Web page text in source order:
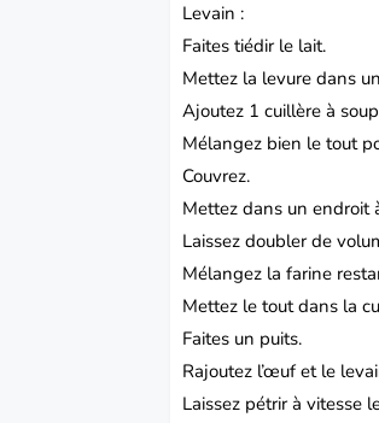
Levain :
Faites tiédir le lait.
Mettez la levure dans
Ajoutez 1 cuillère à
Mélangez bien le tout
Couvrez.
Mettez dans un endroit
Laissez doubler de
Mélangez la farine
Mettez le tout dans la
Faites un puits.
Rajoutez l’œuf et le
Laissez pétrir à vitesse